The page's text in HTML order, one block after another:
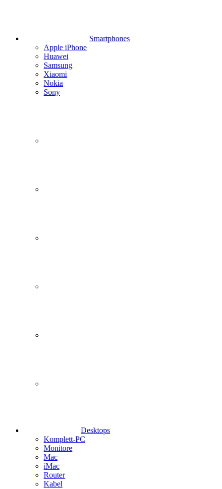
Smartphones
Apple iPhone
Huawei
Samsung
Xiaomi
Nokia
Sony
Desktops
Komplett-PC
Monitore
Mac
iMac
Router
Kabel